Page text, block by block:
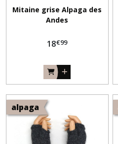
Mitaine grise Alpaga des
Andes
18€99
alpaga